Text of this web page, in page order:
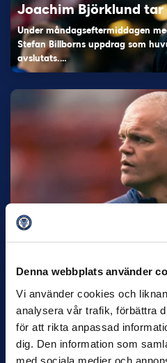
Denna webbplats använder
Vi använder cookies och
analysera vår trafik, förbättra
för att rikta anpassad
dig. Den information som
med sociala medier och
Joachim Björklund tar
Under måndagseftermiddagen
Stefan Billborns uppdrag som
avslutats.…
Helstrup ny tränare i